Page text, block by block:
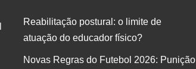
Reabilitação postural: o limite de
atuação do educador físico?
Novas Regras do Futebol 2026: Punição